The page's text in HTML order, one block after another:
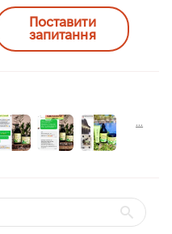
Поставити
запитання